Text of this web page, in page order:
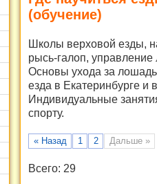
(обучение)
Школы верховой езды,
рысь-галоп,
Основы ухода за
езда в Екатеринбурге и
Индивидуальные
спорту.
« Назад 1 2 Дальше »
Всего: 29